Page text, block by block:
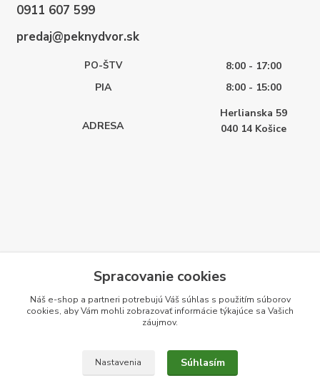
0911 607 599
predaj@peknydvor.sk
PO-ŠTV
8:00 - 17:00
PIA
8:00 - 15:00
ADRESA
Herlianska 59
040 14 Košice
Spracovanie cookies
Náš e-shop a partneri potrebujú Váš súhlas s použitím súborov
cookies, aby Vám mohli zobrazovať informácie týkajúce sa Vašich
záujmov.
Nastavenia Súhlasím